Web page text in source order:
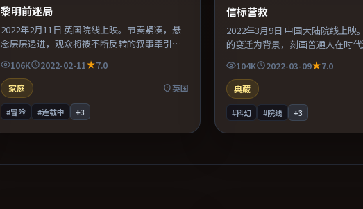
黎明前迷局
2022年2月11日 英国院线上映。节奏紧凑，悬
念层层递进，观众将被不断反转的叙事牵引。
主演之间的化学反应自然可信，对手戏张力贯
穿全片。既有类型片爽感，也保留作者表达，
口碑潜力不俗。
106K 2022-02-11
7.0
家庭
英国
#冒险 #连载中 +3
信标营救
2022年3月9日 中国大陆院线上映
的变迁为背景，刻画普通人在时
择。主演之间的化学反应自然可
力贯穿全片。片尾留白意味深长
品台词与构图。
104K 2022-03-09
7.0
典藏
#科幻 #院线 +3